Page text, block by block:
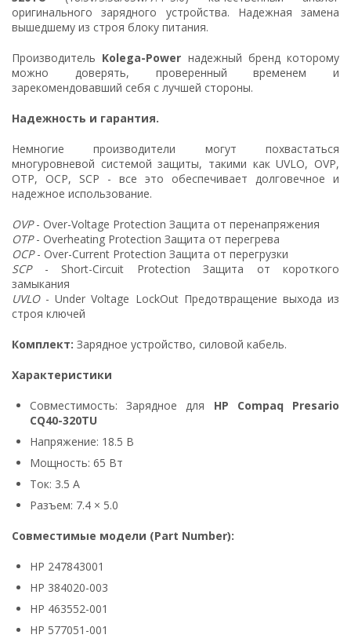
оригинального зарядного устройства. Надежная замена
вышедшему из строя блоку питания.
Производитель Kolega-Power надежный бренд которому
можно доверять, проверенный временем и
зарекомендовавший себя с лучшей стороны.
Надежность и гарантия.
Немногие производители могут похвастаться
многуровневой системой защиты, такими как UVLO, OVP,
OTP, OCP, SCP - все это обеспечивает долговечное и
надежное использование.
OVP- Over-Voltage Protection Защита от перенапряжения
OTP- Overheating Protection Защита от перегрева
OCP- Over-Current Protection Защита от перегрузки
SCP- Short-Circuit Protection Защита от короткого
замыкания
UVLO- Under Voltage LockOut Предотвращение выхода из
строя ключей
Комплект: Зарядное устройство, силовой кабель.
Характеристики
Совместимость: Зарядное для HP Compaq Presario
CQ40-320TU
Напряжение: 18.5 В
Мощность: 65 Вт
Ток: 3.5 А
Разъем: 7.4 × 5.0
Совместимые модели (Part Number):
HP 247843001
HP 384020-003
HP 463552-001
HP 577051-001